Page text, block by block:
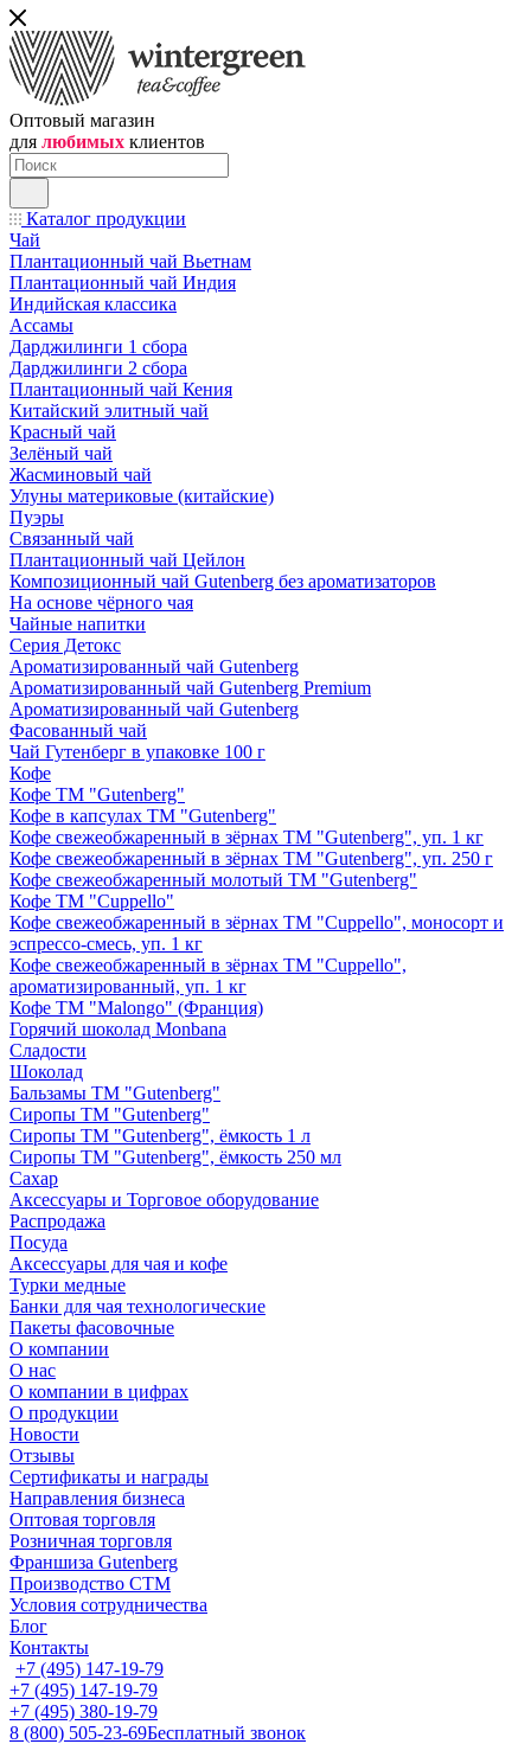
Оптовый магазин
для любимых клиентов
Каталог продукции
Чай
Плантационный чай Вьетнам
Плантационный чай Индия
Индийская классика
Ассамы
Дарджилинги 1 сбора
Дарджилинги 2 сбора
Плантационный чай Кения
Китайский элитный чай
Красный чай
Зелёный чай
Жасминовый чай
Улуны материковые (китайские)
Пуэры
Связанный чай
Плантационный чай Цейлон
Композиционный чай Gutenberg без ароматизаторов
На основе чёрного чая
Чайные напитки
Серия Детокс
Ароматизированный чай Gutenberg
Ароматизированный чай Gutenberg Premium
Ароматизированный чай Gutenberg
Фасованный чай
Чай Гутенберг в упаковке 100 г
Кофе
Кофе ТМ "Gutenberg"
Кофе в капсулах ТМ "Gutenberg"
Кофе свежеобжаренный в зёрнах ТМ "Gutenberg", уп. 1 кг
Кофе свежеобжаренный в зёрнах ТМ "Gutenberg", уп. 250 г
Кофе свежеобжаренный молотый ТМ "Gutenberg"
Кофе ТМ "Cuppello"
Кофе свежеобжаренный в зёрнах ТМ "Cuppello", моносорт и
эспрессо-смесь, уп. 1 кг
Кофе свежеобжаренный в зёрнах ТМ "Cuppello",
ароматизированный, уп. 1 кг
Кофе ТМ "Malongo" (Франция)
Горячий шоколад Monbana
Сладости
Шоколад
Бальзамы ТМ "Gutenberg"
Сиропы ТМ "Gutenberg"
Сиропы ТМ "Gutenberg", ёмкость 1 л
Сиропы ТМ "Gutenberg", ёмкость 250 мл
Сахар
Аксессуары и Торговое оборудование
Распродажа
Посуда
Аксессуары для чая и кофе
Турки медные
Банки для чая технологические
Пакеты фасовочные
О компании
О нас
О компании в цифрах
О продукции
Новости
Отзывы
Сертификаты и награды
Направления бизнеса
Оптовая торговля
Розничная торговля
Франшиза Gutenberg
Производство СТМ
Условия сотрудничества
Блог
Контакты
+7 (495) 147-19-79
+7 (495) 147-19-79
+7 (495) 380-19-79
8 (800) 505-23-69Бесплатный звонок